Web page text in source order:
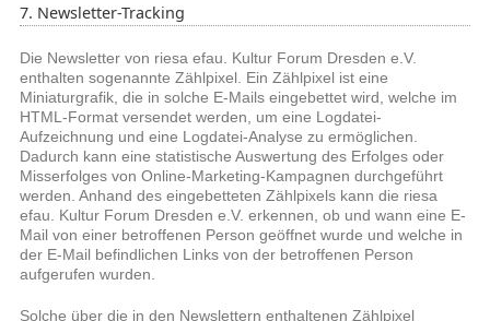
7. Newsletter-Tracking
Die Newsletter von riesa efau. Kultur Forum Dresden e.V.
enthalten sogenannte Zählpixel. Ein Zählpixel ist eine
Miniaturgrafik, die in solche E-Mails eingebettet wird, welche im
HTML-Format versendet werden, um eine Logdatei-
Aufzeichnung und eine Logdatei-Analyse zu ermöglichen.
Dadurch kann eine statistische Auswertung des Erfolges oder
Misserfolges von Online-Marketing-Kampagnen durchgeführt
werden. Anhand des eingebetteten Zählpixels kann die riesa
efau. Kultur Forum Dresden e.V. erkennen, ob und wann eine E-
Mail von einer betroffenen Person geöffnet wurde und welche in
der E-Mail befindlichen Links von der betroffenen Person
aufgerufen wurden.
Solche über die in den Newslettern enthaltenen Zählpixel